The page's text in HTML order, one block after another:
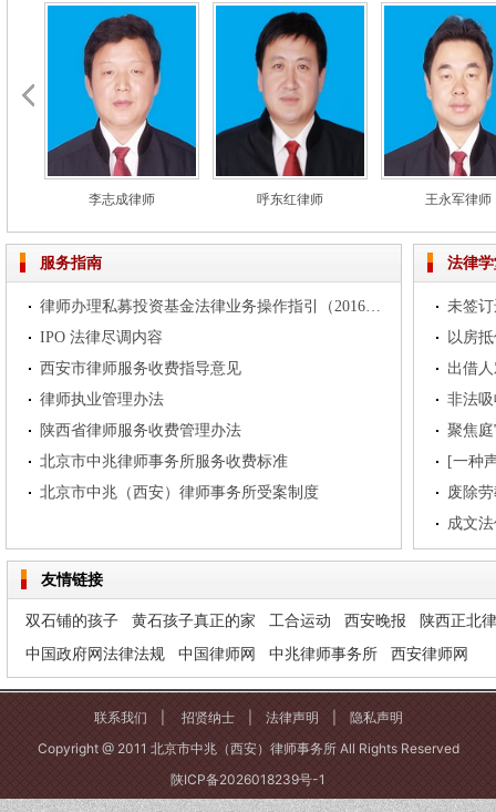
李志成律师 呼东红律师 王永军律师
服务指南
律师办理私募投资基金法律业务操作指引（2016试行）
IPO 法律尽调内容
西安市律师服务收费指导意见
律师执业管理办法
陕西省律师服务收费管理办法
北京市中兆律师事务所服务收费标准
北京市中兆（西安）律师事务所受案制度
法律
未签
出借
非法
聚焦
废除
成文
友情链接
双石铺的孩子 黄石孩子真正的家 工合运动 西安晚报
陕西正北
中国政府网法律法规
中国律师网 中兆律师事务所 西安律师网
联系我们 招贤纳士| 法律声明
隐私声明
Copyright @ 2011 北京市中兆（西安）律师事务所 All Rights Reserved
陕ICP备2026018239号-1